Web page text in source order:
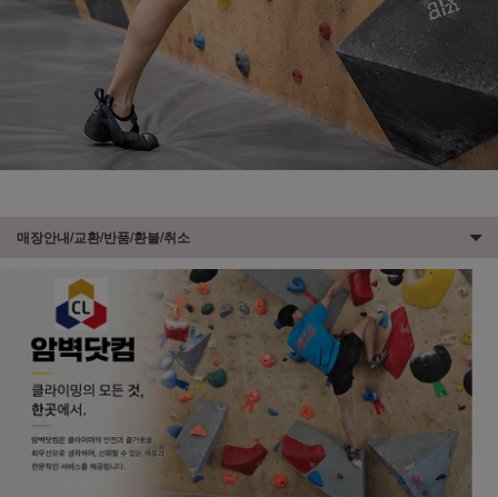
매장안내/교환/반품/환불/취소